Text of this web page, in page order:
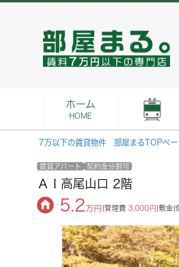
ホーム
HOME
7万以下の賃貸物件 部屋まるTOPペー
賃貸アパート 契約金分割可
ＡＩ高尾山口 2階
5.2 万円 (管理費 3,000円)敷金(